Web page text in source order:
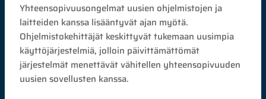
Yhteensopivuusongelmat uusien ohjelmistojen ja
laitteiden kanssa lisääntyvät ajan myötä.
Ohjelmistokehittäjät keskittyvät tukemaan uusimpia
käyttöjärjestelmiä, jolloin päivittämättömät
järjestelmät menettävät vähitellen yhteensopivuuden
uusien sovellusten kanssa.